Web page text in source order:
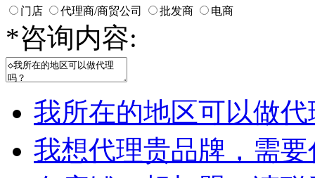
门店 代理商/商贸公司 批发商 电商
*咨询内容:
我所在的地区可以做
我想代理贵品牌，需